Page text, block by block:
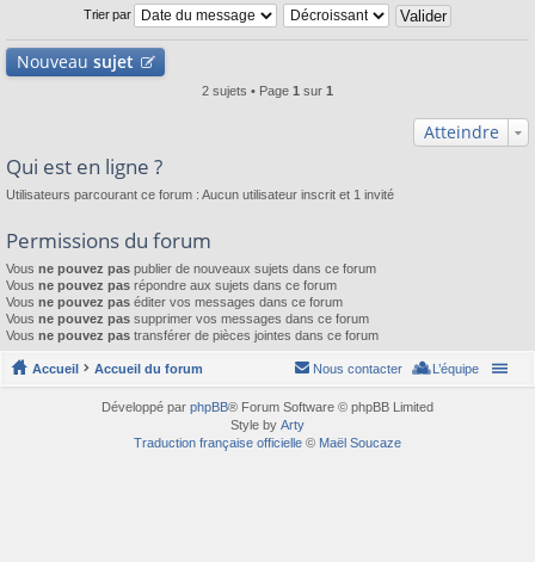
Trier par
Nouveau sujet
2 sujets • Page 1 sur 1
Atteindre
Qui est en ligne ?
Utilisateurs parcourant ce forum : Aucun utilisateur inscrit et 1 invité
Permissions du forum
Vous ne pouvez pas publier de nouveaux sujets dans ce forum
Vous ne pouvez pas répondre aux sujets dans ce forum
Vous ne pouvez pas éditer vos messages dans ce forum
Vous ne pouvez pas supprimer vos messages dans ce forum
Vous ne pouvez pas transférer de pièces jointes dans ce forum
Accueil Accueil du forum L’équipe
Nous contacter
Développé par phpBB® Forum Software © phpBB Limited
Style by Arty
Traduction française officielle © Maël Soucaze